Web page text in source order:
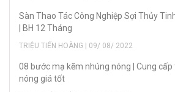
Sàn Thao Tác Công Nghiệp Sợi Thủy
| BH 12 Tháng
TRIỆU TIẾN HOÀNG | 09/ 08/ 2022
08 bước mạ kẽm nhúng nóng | Cung
nóng giá tốt